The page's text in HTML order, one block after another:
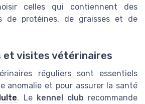
celles qui contiennent des
de protéines, de graisses et de
et visites vétérinaires
réguliers sont essentiels
anomalie et pour assurer la santé
. Le kennel club recommande